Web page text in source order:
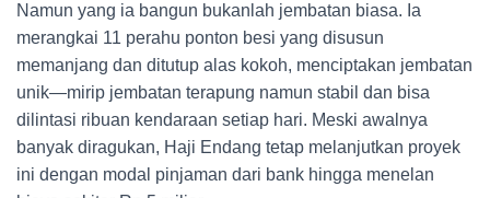
Namun yang ia bangun bukanlah jembatan biasa. Ia
merangkai 11 perahu ponton besi yang disusun
memanjang dan ditutup alas kokoh, menciptakan jembatan
unik—mirip jembatan terapung namun stabil dan bisa
dilintasi ribuan kendaraan setiap hari. Meski awalnya
banyak diragukan, Haji Endang tetap melanjutkan proyek
ini dengan modal pinjaman dari bank hingga menelan